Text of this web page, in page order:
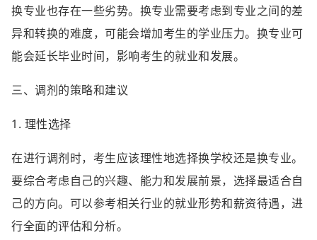
换专业也存在一些劣势。换专业需要考虑到专业之间的差
异和转换的难度，可能会增加考生的学业压力。换专业可
能会延长毕业时间，影响考生的就业和发展。
三、调剂的策略和建议
1. 理性选择
在进行调剂时，考生应该理性地选择换学校还是换专业。
要综合考虑自己的兴趣、能力和发展前景，选择最适合自
己的方向。可以参考相关行业的就业形势和薪资待遇，进
行全面的评估和分析。